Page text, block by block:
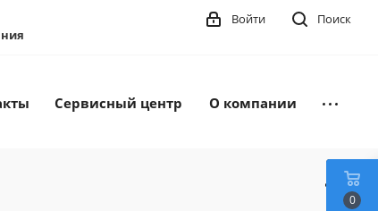
Поиск
Войти
Сервисный центр О компании
0